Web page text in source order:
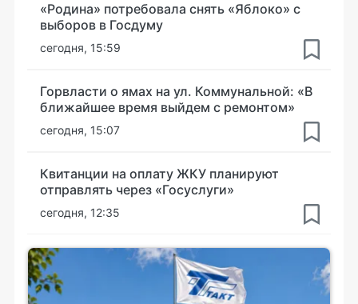
«Родина» потребовала снять «Яблоко» с
выборов в Госдуму
сегодня, 15:59
Горвласти о ямах на ул. Коммунальной: «В
ближайшее время выйдем с ремонтом»
сегодня, 15:07
Квитанции на оплату ЖКУ планируют
отправлять через «Госуслуги»
сегодня, 12:35